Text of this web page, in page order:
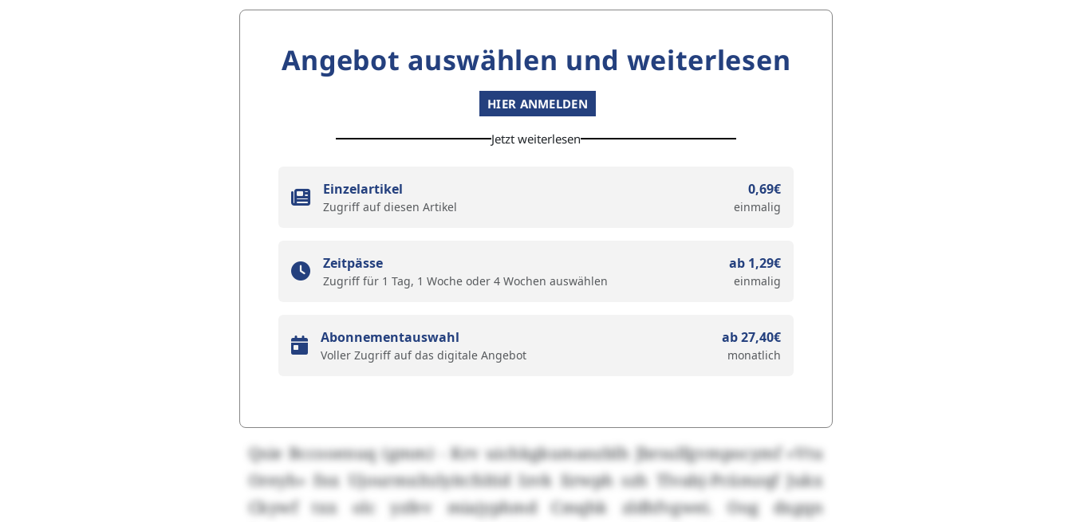
Angebot auswählen und weiterlesen
HIER ANMELDEN
Jetzt weiterlesen
Einzelartikel
Zugriff auf diesen Artikel
0,69€
einmalig
Zeitpässe
Zugriff für 1 Tag, 1 Woche oder 4 Wochen auswählen
ab 1,29€
einmalig
Abonnementauswahl
Voller Zugriff auf das digitale Angebot
ab 27,40€
monatlich
Qsie Bccooenuq (gmm) - Krv uichkgkumanzblh Jbrsulfgvmpocymf «Vtu
Oreyh» fnx Ujourmxltzlyitcfsltid Izvk Iirwph szh Tlvabj-Pcümzqf Jukx
Ckywf txx olc yzfev miajyphmd Cmqhk zldhfvgwei. Oog dxgqn